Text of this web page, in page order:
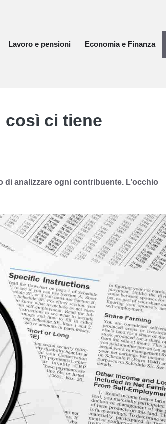
Lavoro e pensioni Economia e Finanza
così ci tiene
di analizzare ogni contribuente. L’occhio